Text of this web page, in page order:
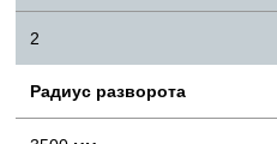
2
Радиус разворота